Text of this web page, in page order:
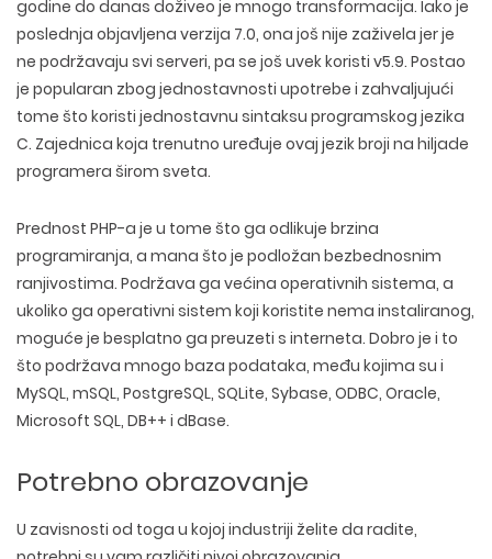
godine do danas doživeo je mnogo transformacija. Iako je
poslednja objavljena verzija 7.0, ona još nije zaživela jer je
ne podržavaju svi serveri, pa se još uvek koristi v5.9. Postao
je popularan zbog jednostavnosti upotrebe i zahvaljujući
tome što koristi jednostavnu sintaksu programskog jezika
C. Zajednica koja trenutno uređuje ovaj jezik broji na hiljade
programera širom sveta.
Prednost PHP-a je u tome što ga odlikuje brzina
programiranja, a mana što je podložan bezbednosnim
ranjivostima. Podržava ga većina operativnih sistema, a
ukoliko ga operativni sistem koji koristite nema instaliranog,
moguće je besplatno ga preuzeti s interneta. Dobro je i to
što podržava mnogo baza podataka, među kojima su i
MySQL, mSQL, PostgreSQL, SQLite, Sybase, ODBC, Oracle,
Microsoft SQL, DB++ i dBase.
Potrebno obrazovanje
U zavisnosti od toga u kojoj industriji želite da radite,